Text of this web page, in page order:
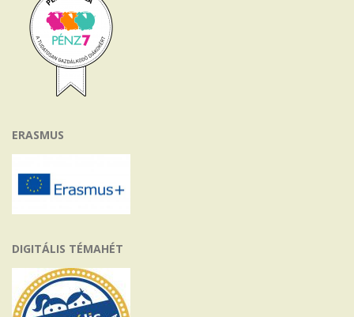
ERASMUS
DIGITÁLIS TÉMAHÉT